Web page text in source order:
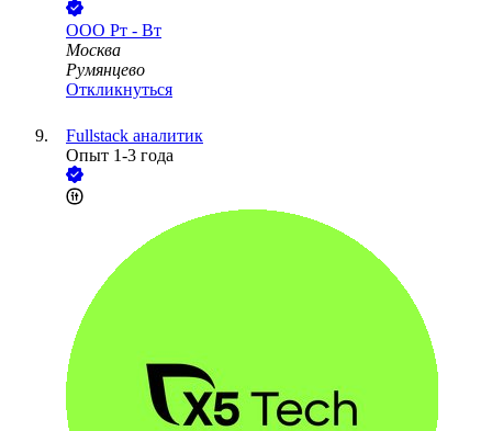
ООО Рт - Вт
Москва
Румянцево
Откликнуться
Fullstack аналитик
Опыт 1-3 года